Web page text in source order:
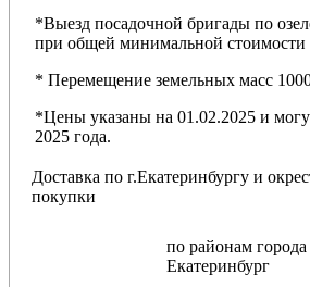
*Выезд посадочной бригады по
при общей минимальной стоимости
* Перемещение земельных масс
*Цены указаны на 01.02.2025 и могут
2025 года.
Доставка по г.Екатеринбургу и
покупки
по районам города
Екатеринбург